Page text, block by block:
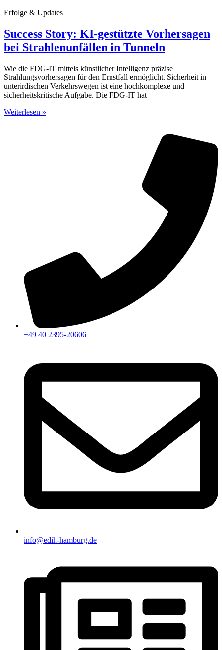
Erfolge & Updates
Success Story: KI-gestützte Vorhersagen
bei Strahlenunfällen in Tunneln
Wie die FDG-IT mittels künstlicher Intelligenz präzise
Strahlungsvorhersagen für den Ernstfall ermöglicht. Sicherheit in
unterirdischen Verkehrswegen ist eine hochkomplexe und
sicherheitskritische Aufgabe. Die FDG-IT hat
Weiterlesen »
+49 40 2395-20606
info@edih-hamburg.de